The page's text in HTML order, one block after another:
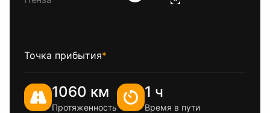
Точка прибытия*
1060 км
Протяженность
1 ч
Время в пути